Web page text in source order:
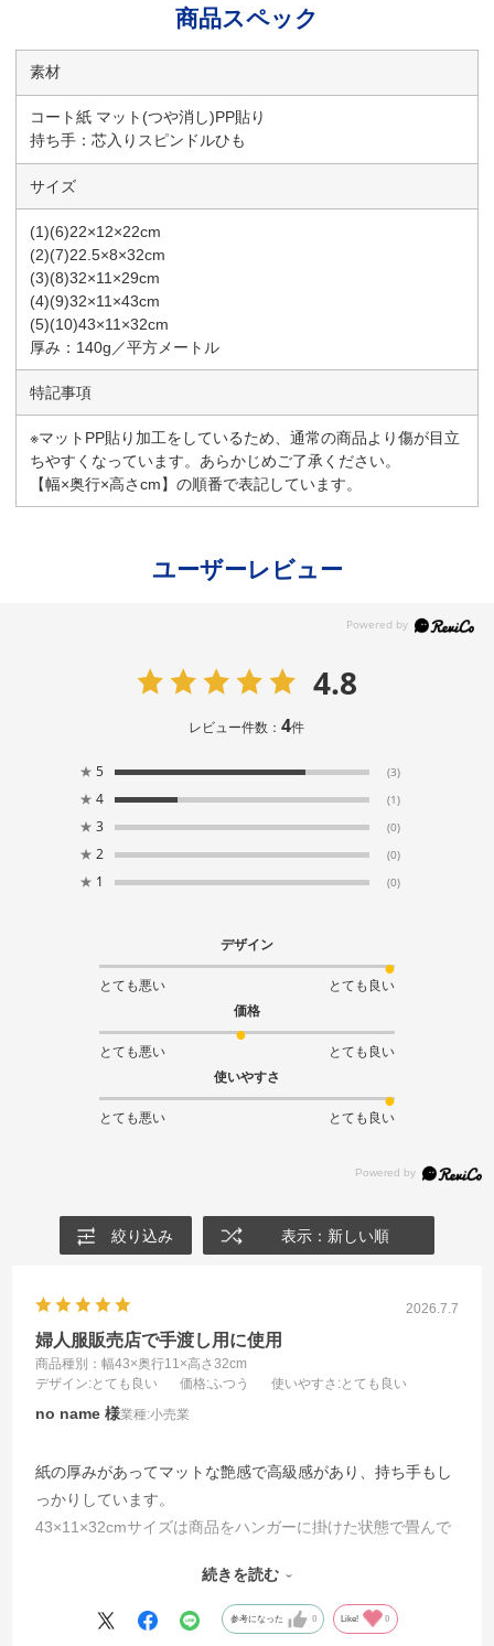
商品スペック
素材
コート紙 マット(つや消し)PP貼り
持ち手：芯入りスピンドルひも
サイズ
(1)(6)22×12×22cm
(2)(7)22.5×8×32cm
(3)(8)32×11×29cm
(4)(9)32×11×43cm
(5)(10)43×11×32cm
厚み：140g／平方メートル
特記事項
※マットPP貼り加工をしているため、通常の商品より傷が目立
ちやすくなっています。あらかじめご了承ください。
【幅×奥行×高さcm】の順番で表記しています。
ユーザーレビュー
4.8
レビュー件数：4件
★ 5 (3)
★ 4 (1)
★ 3 (0)
★ 2 (0)
★ 1 (0)
デザイン
とても悪い
とても良い
価格
とても悪い
とても良い
使いやすさ
とても悪い とても良い
絞り込み 表示：新しい順
2026.7.7
婦人服販売店で手渡し用に使用
商品種別：幅43×奥行11×高さ32cm
デザイン:とても良い 価格:ふつう 使いやすさ :とても良い
no name 業種:小売業
紙の厚みがあってマットな艶感で高級感があり、持ち手もし
っかりしています。
43×11×32cmサイズは商品をハンガーに掛けた状態で畳んで
32×11×29cmサイズはニット・カットソー・パンツなどを畳
んで数点入るマチ幅がありますので、
２サイズで大体賄えるので重宝しています。
続きを読む
参考になった 0 Like! 0